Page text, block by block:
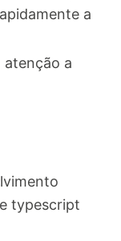
a
atenção a
typescript